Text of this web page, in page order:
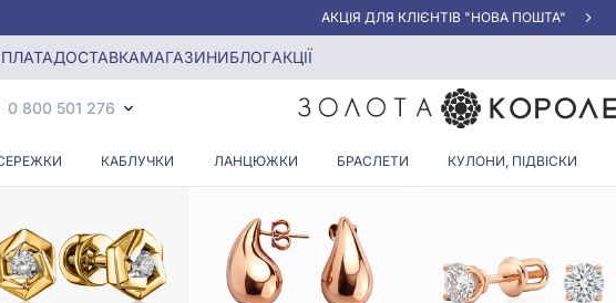
АКЦІЯ ДЛЯ КЛІЄНТІВ "НОВА ПОШТА"
ДОСТАВКАМАГАЗИНИБЛОГАКЦІЇ
0 800 501 276
КАБЛУЧКИ ЛАНЦЮЖКИ БРАСЛЕТИ КУЛОНИ, ПІДВІСКИ
СЕРЕЖКИ КУЛЬКИ